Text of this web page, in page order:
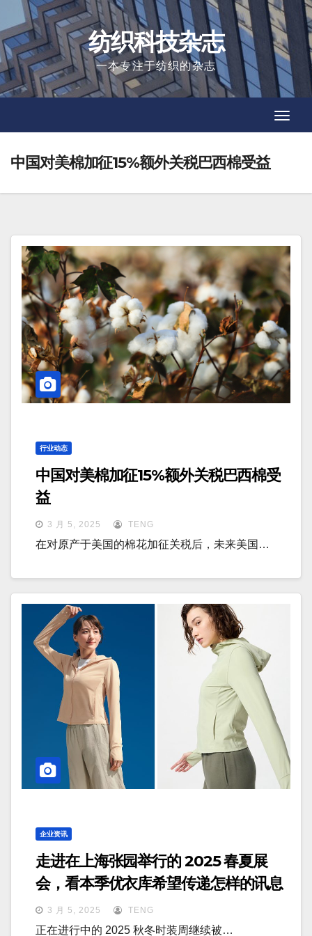
to
content
纺织科技杂志
一本专注于纺织的杂志
中国对美棉加征15%额外关税巴西棉受益
行业动态
中国对美棉加征15%额外关税巴西棉受
益
3 月 5, 2025 TENG
在对原产于美国的棉花加征关税后，未来美国…
企业资讯
走进在上海张园举行的 2025 春夏展
会，看本季优衣库希望传递怎样的讯息
3 月 5, 2025 TENG
正在进行中的 2025 秋冬时装周继续被…